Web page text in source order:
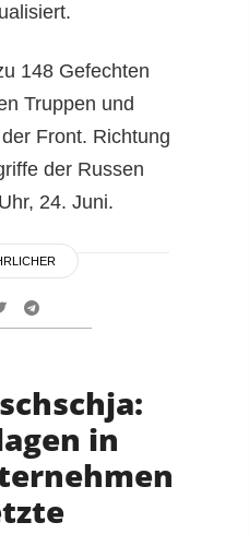
148 Gefechten
Truppen und
Front. Richtung
der Russen
24. Juni.
in